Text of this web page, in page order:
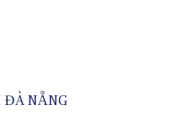
ĐÀ NẴNG